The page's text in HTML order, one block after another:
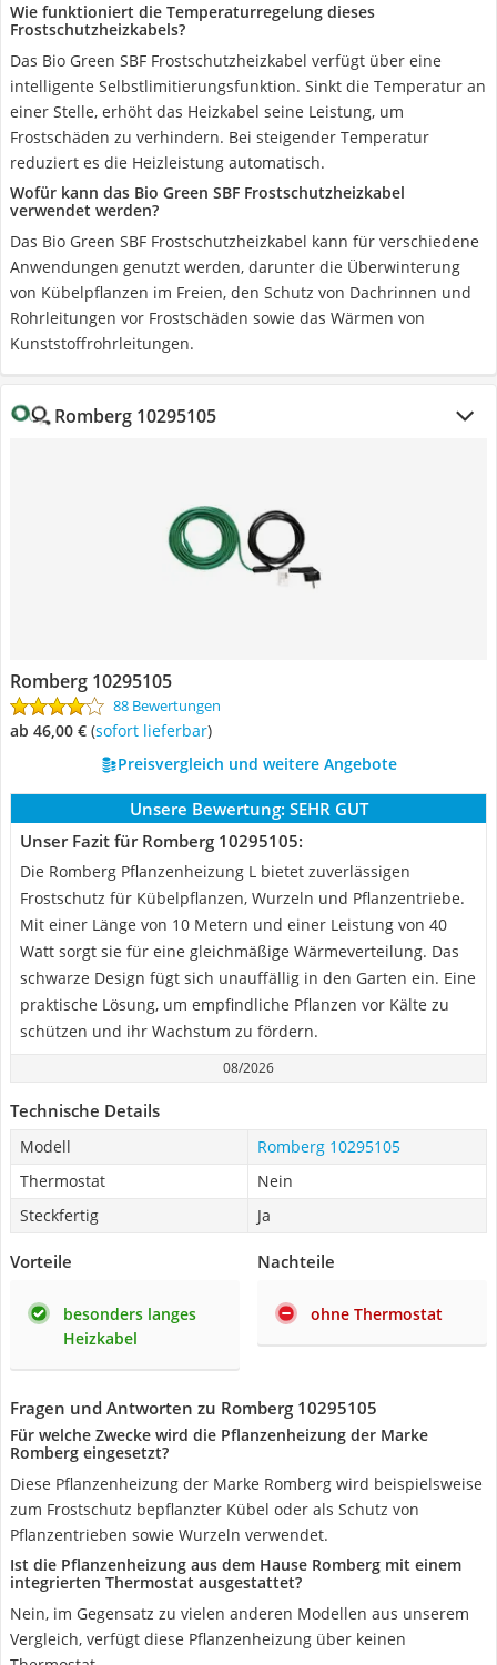
Wie funktioniert die Temperaturregelung dieses
Frostschutzheizkabels?
Das Bio Green SBF Frostschutzheizkabel verfügt über eine
intelligente Selbstlimitierungsfunktion. Sinkt die Temperatur an
einer Stelle, erhöht das Heizkabel seine Leistung, um
Frostschäden zu verhindern. Bei steigender Temperatur
reduziert es die Heizleistung automatisch.
Wofür kann das Bio Green SBF Frostschutzheizkabel
verwendet werden?
Das Bio Green SBF Frostschutzheizkabel kann für verschiedene
Anwendungen genutzt werden, darunter die Überwinterung
von Kübelpflanzen im Freien, den Schutz von Dachrinnen und
Rohrleitungen vor Frostschäden sowie das Wärmen von
Kunststoffrohrleitungen.
Romberg 10295105
Romberg 10295105
88 Bewertungen
ab 46,00 € ( Sofort lieferbar)
Preisvergleich und weitere Angebote
Unsere Bewertung: SEHR GUT
Unser Fazit für Romberg 10295105:
Die Romberg Pflanzenheizung L bietet zuverlässigen
Frostschutz für Kübelpflanzen, Wurzeln und Pflanzentriebe.
Mit einer Länge von 10 Metern und einer Leistung von 40
Watt sorgt sie für eine gleichmäßige Wärmeverteilung. Das
schwarze Design fügt sich unauffällig in den Garten ein. Eine
praktische Lösung, um empfindliche Pflanzen vor Kälte zu
schützen und ihr Wachstum zu fördern.
08/2026
Technische Details
Modell
Romberg 10295105
Thermostat
Nein
Steckfertig
Ja
Vorteile
besonders langes
Heizkabel
Nachteile
ohne Thermostat
Fragen und Antworten zu Romberg 10295105
Für welche Zwecke wird die Pflanzenheizung der Marke
Romberg eingesetzt?
Diese Pflanzenheizung der Marke Romberg wird beispielsweise
zum Frostschutz bepflanzter Kübel oder als Schutz von
Pflanzentrieben sowie Wurzeln verwendet.
Ist die Pflanzenheizung aus dem Hause Romberg mit einem
integrierten Thermostat ausgestattet?
Nein, im Gegensatz zu vielen anderen Modellen aus unserem
Vergleich, verfügt diese Pflanzenheizung über keinen